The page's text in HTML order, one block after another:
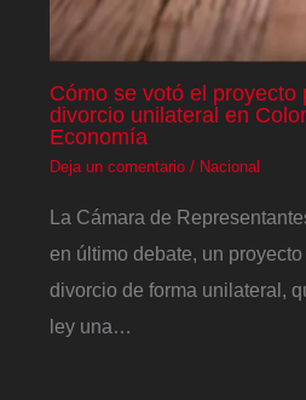
Cómo se votó el proyecto
divorcio unilateral en
Economía
Deja un comentario / Nacional
La Cámara de
en último debate, un proyecto
divorcio de forma unilateral,
ley una…